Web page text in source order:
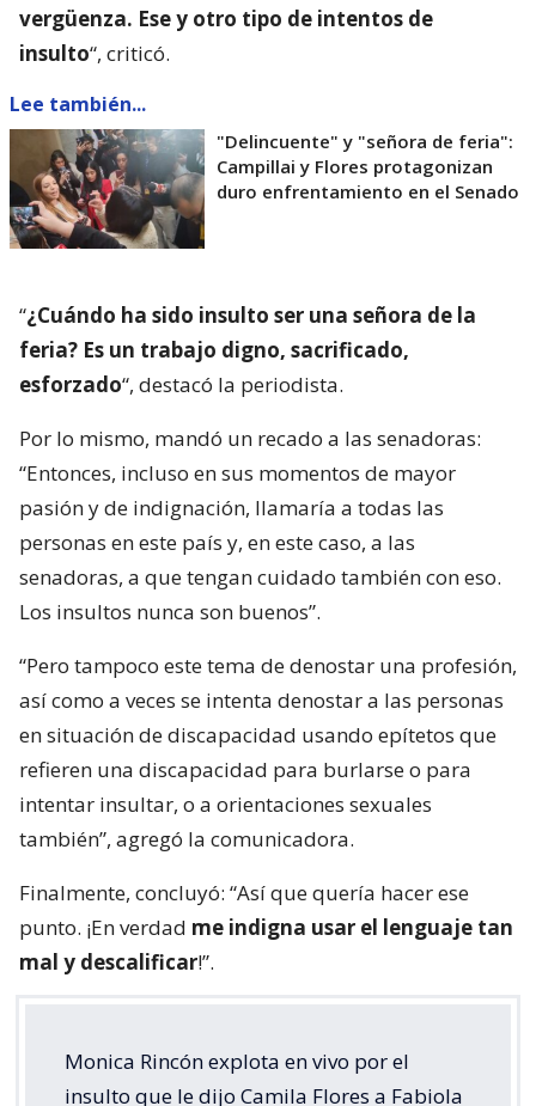
vergüenza. Ese y otro tipo de intentos de
insulto“, criticó.
Lee también...
"Delincuente" y "señora de feria":
Campillai y Flores protagonizan
duro enfrentamiento en el Senado
“¿Cuándo ha sido insulto ser una señora de la
feria? Es un trabajo digno, sacrificado,
esforzado“, destacó la periodista.
Por lo mismo, mandó un recado a las senadoras:
“Entonces, incluso en sus momentos de mayor
pasión y de indignación, llamaría a todas las
personas en este país y, en este caso, a las
senadoras, a que tengan cuidado también con eso.
Los insultos nunca son buenos”.
“Pero tampoco este tema de denostar una profesión,
así como a veces se intenta denostar a las personas
en situación de discapacidad usando epítetos que
refieren una discapacidad para burlarse o para
intentar insultar, o a orientaciones sexuales
también”, agregó la comunicadora.
Finalmente, concluyó: “Así que quería hacer ese
punto. ¡En verdad me indigna usar el lenguaje tan
mal y descalificar!”.
Monica Rincón explota en vivo por el
insulto que le dijo Camila Flores a Fabiola